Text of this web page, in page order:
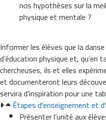
nos hypothèses sur la
physique et mentale ?
Informer les élèves que la
d’éducation physique et, qu’en
chercheuses, ils et elles
et documenteront leurs
servira d’inspiration pour une
Étapes d'enseignement et
Présenter l’unité aux